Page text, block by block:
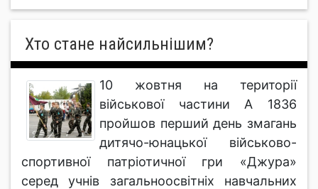
Хто стане найсильнішим?
10 жовтня на території
військової частини А 1836
пройшов перший день змагань
дитячо-юнацької військово-
спортивної патріотичної гри «Джура»
серед учнів загальноосвітніх навчальних